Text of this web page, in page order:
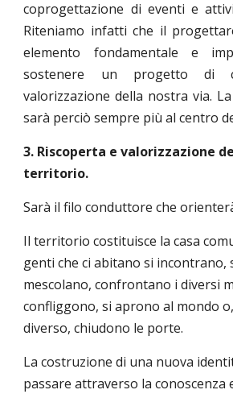
coprogettazione di eventi e
Riteniamo infatti che il
elemento fondamentale e
sostenere un progetto di
valorizzazione della nostra via.
sarà perciò sempre più al centro
3. Riscoperta e valorizzazione
territorio.
Sarà il filo conduttore che
Il territorio costituisce la casa
genti che ci abitano si incontrano,
mescolano, confrontano i diversi
confliggono, si aprono al mondo
diverso, chiudono le porte.
La costruzione di una nuova
passare attraverso la conoscenza